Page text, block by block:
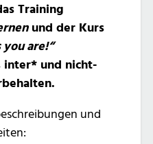
Training
und der Kurs
you are!“
inter* und nicht-
und